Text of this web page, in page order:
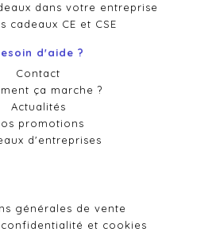
dans votre entreprise
cadeaux CE et CSE
d'aide ?
Contact
ça marche ?
Actualités
promotions
d'entreprises
générales de vente
et cookies